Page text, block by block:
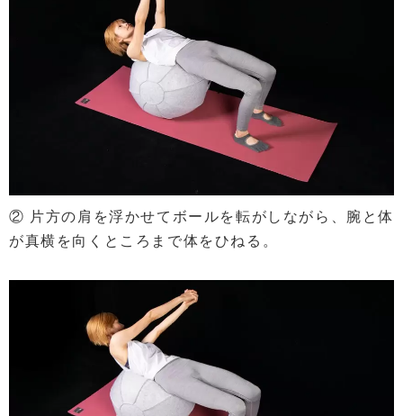
② 片方の肩を浮かせてボールを転がしながら、腕と体
が真横を向くところまで体をひねる。